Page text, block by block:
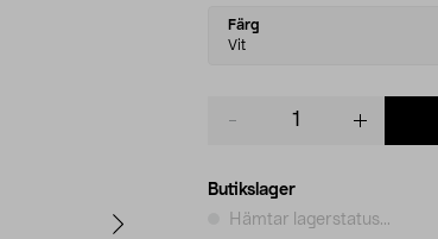
Select
variant
Färg
Vit
Butikslager
Hämtar lagerstatus...